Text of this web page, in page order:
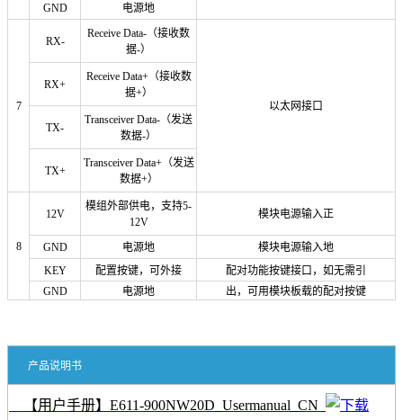
GND
电源地
7
RX-
Receive Data-（接收数
据-）
以太网接口
RX+
Receive Data+（接收数
据+）
TX-
Transceiver Data-（发送
数据-）
TX+
Transceiver Data+（发送
数据+）
8
12V
模组外部供电，支持5-
12V
模块电源输入正
GND 电源地
模块电源输入地
KEY
配置按键，可外接
配对功能按键接口，如无需引
GND
电源地 出，可用模块板载的配对按键
产品说明书
【用户手册】E611-900NW20D_Usermanual_CN